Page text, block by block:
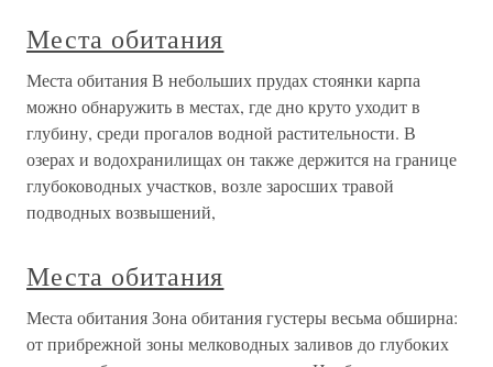
Места обитания
Места обитания В небольших прудах стоянки карпа
можно обнаружить в местах, где дно круто уходит в
глубину, среди прогалов водной растительности. В
озерах и водохранилищах он также держится на границе
глубоководных участков, возле заросших травой
подводных возвышений,
Места обитания
Места обитания Зона обитания густеры весьма обширна:
от прибрежной зоны мелководных заливов до глубоких